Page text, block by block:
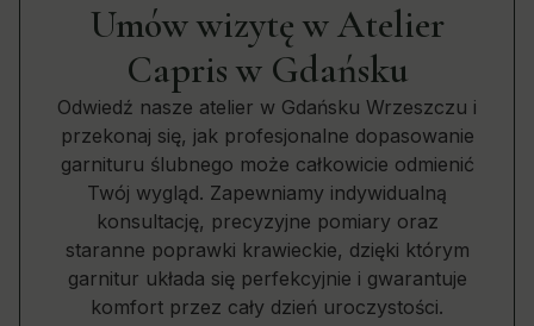
Umów wizytę w Atelier
Capris w Gdańsku
Odwiedź nasze atelier w Gdańsku Wrzeszczu i
przekonaj się, jak profesjonalne dopasowanie
garnituru ślubnego może całkowicie odmienić
Twój wygląd. Zapewniamy indywidualną
konsultację, precyzyjne pomiary oraz
staranne poprawki krawieckie, dzięki którym
garnitur układa się perfekcyjnie i gwarantuje
komfort przez cały dzień uroczystości.